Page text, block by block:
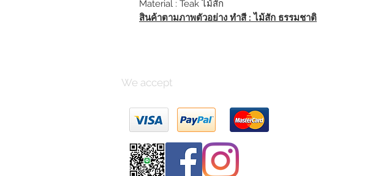
Material : Teak ไม้สัก
สินค้าตามภาพตัวอย่าง ทำสี : ไม้สัก ธรรมชาติ
We accept